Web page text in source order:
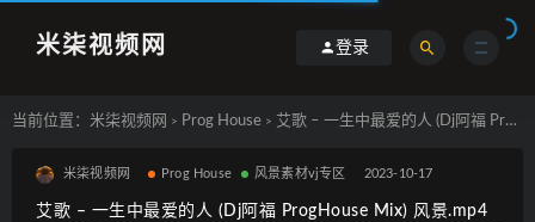
米柒视频网 登录
当前位置： 米柒视频网 > Prog House > 艾歌 – 一生中最爱的人 (Dj阿福 ProgHouse Mix) 风景.mp4
米柒视频网 Prog House 风景素材vj专区 2023-10-17
艾歌 – 一生中最爱的人 (Dj阿福 ProgHouse Mix) 风景.mp4